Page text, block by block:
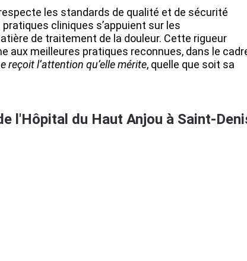
les standards de qualité et de sécurité
cliniques s’appuient sur les
de traitement de la douleur. Cette rigueur
aux meilleures pratiques reconnues, dans le
reçoit l’attention qu’elle mérite, quelle que soit sa
l'Hôpital du Haut Anjou à Saint-